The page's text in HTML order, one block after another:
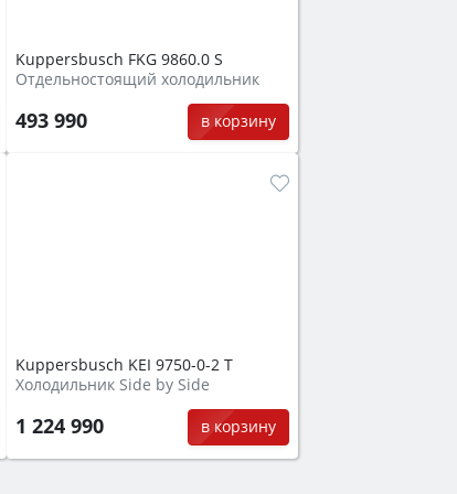
Kuppersbusch FKG 9860.0 S
Отдельностоящий холодильник
493 990 в корзину
Kuppersbusch KEI 9750-0-2 T
Холодильник Side by Side
1 224 990 в корзину